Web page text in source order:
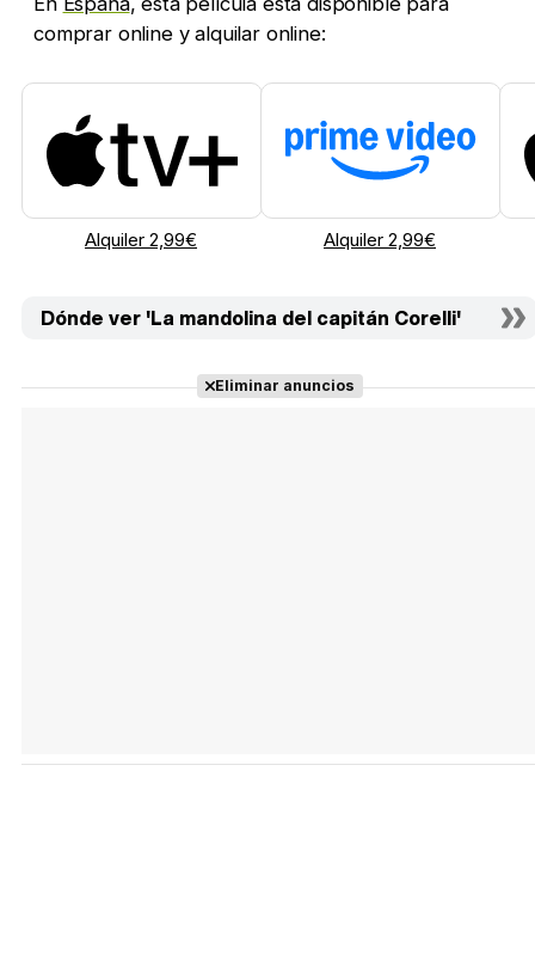
comprar online y alquilar online:
Alquiler 2,99€ Alquiler 2,99€
Dónde ver 'La mandolina del capitán Corelli'
Eliminar anuncios